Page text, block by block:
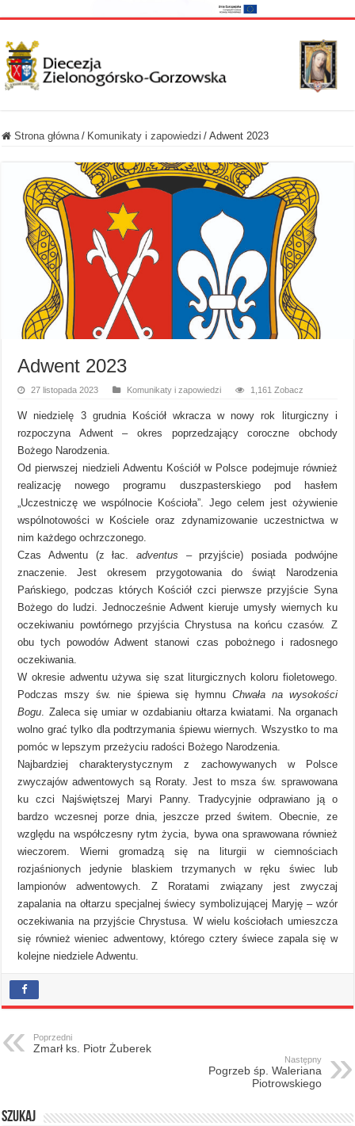
Strona główna / Komunikaty i zapowiedzi / Adwent 2023
Adwent 2023
27 listopada 2023 Komunikaty i zapowiedzi 1,161 Zobacz
W niedzielę 3 grudnia Kościół wkracza w nowy rok liturgiczny i
rozpoczyna Adwent – okres poprzedzający coroczne obchody
Bożego Narodzenia.
Od pierwszej niedzieli Adwentu Kościół w Polsce podejmuje również
realizację nowego programu duszpasterskiego pod hasłem
„Uczestniczę we wspólnocie Kościoła”. Jego celem jest ożywienie
wspólnotowości w Kościele oraz zdynamizowanie uczestnictwa w
nim każdego ochrzczonego.
Czas Adwentu (z łac. adventus – przyjście) posiada podwójne
znaczenie. Jest okresem przygotowania do świąt Narodzenia
Pańskiego, podczas których Kościół czci pierwsze przyjście Syna
Bożego do ludzi. Jednocześnie Adwent kieruje umysły wiernych ku
oczekiwaniu powtórnego przyjścia Chrystusa na końcu czasów. Z
obu tych powodów Adwent stanowi czas pobożnego i radosnego
oczekiwania.
W okresie adwentu używa się szat liturgicznych koloru fioletowego.
Podczas mszy św. nie śpiewa się hymnu Chwała na wysokości
Bogu . Zaleca się umiar w ozdabianiu ołtarza kwiatami. Na organach
wolno grać tylko dla podtrzymania śpiewu wiernych. Wszystko to ma
pomóc w lepszym przeżyciu radości Bożego Narodzenia.
Najbardziej charakterystycznym z zachowywanych w Polsce
zwyczajów adwentowych są Roraty. Jest to msza św. sprawowana
ku czci Najświętszej Maryi Panny. Tradycyjnie odprawiano ją o
bardzo wczesnej porze dnia, jeszcze przed świtem. Obecnie, ze
względu na współczesny rytm życia, bywa ona sprawowana również
wieczorem. Wierni gromadzą się na liturgii w ciemnościach
rozjaśnionych jedynie blaskiem trzymanych w ręku świec lub
lampionów adwentowych. Z Roratami związany jest zwyczaj
zapalania na ołtarzu specjalnej świecy symbolizującej Maryję – wzór
oczekiwania na przyjście Chrystusa. W wielu kościołach umieszcza
się również wieniec adwentowy, którego cztery świece zapala się w
kolejne niedziele Adwentu.
Poprzedni
Zmarł ks. Piotr Żuberek
Następny
Pogrzeb śp. Waleriana
Piotrowskiego
Szukaj